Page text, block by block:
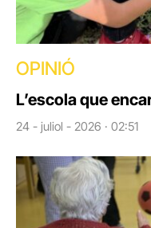
OPINIÓ
L’escola que
24 - juliol - 2026 · 02:51